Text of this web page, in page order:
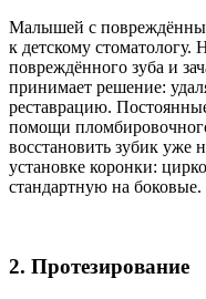
Малышей с
к детскому стоматологу.
повреждённого зуба и
принимает решение:
реставрацию.
помощи
восстановить зубик уже
установке коронки:
стандартную на боковые.
2. Протезирование